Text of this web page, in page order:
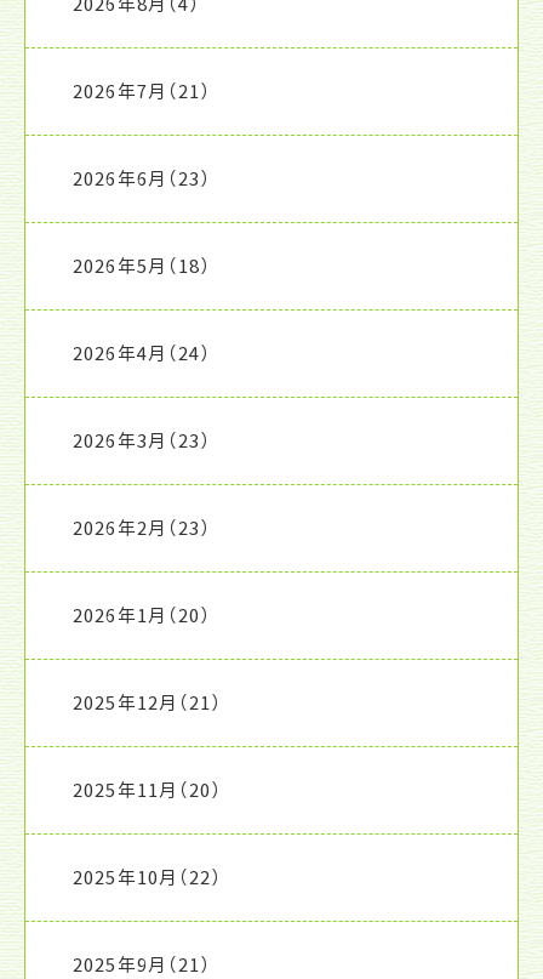
2026年7月 （21）
2026年6月 （23）
2026年5月 （18）
2026年4月 （24）
2026年3月 （23）
2026年2月 （23）
2026年1月 （20）
2025年12月 （21）
2025年11月 （20）
2025年10月 （22）
2025年9月 （21）